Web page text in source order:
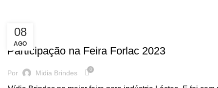
08
AGO
FEIRA
Participação na Feira Forlac 2023
Por Midia Brindes 0